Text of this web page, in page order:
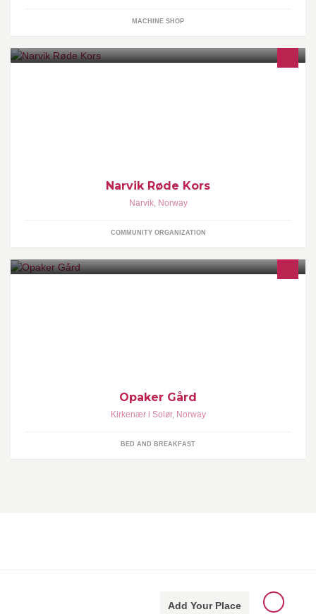
MACHINE SHOP
Narvik Røde Kors
Narvik, Norway
COMMUNITY ORGANIZATION
Opaker Gård
Kirkenær i Solør, Norway
BED AND BREAKFAST
Add Your Place